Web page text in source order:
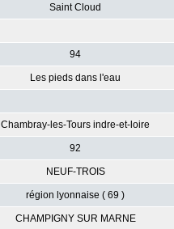
Saint Cloud
94
Les pieds dans l'eau
Chambray-les-Tours indre-et-loire
92
NEUF-TROIS
région lyonnaise ( 69 )
CHAMPIGNY SUR MARNE